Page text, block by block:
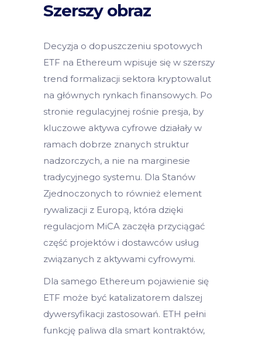
Szerszy obraz
Decyzja o dopuszczeniu spotowych
ETF na Ethereum wpisuje się w szerszy
trend formalizacji sektora kryptowalut
na głównych rynkach finansowych. Po
stronie regulacyjnej rośnie presja, by
kluczowe aktywa cyfrowe działały w
ramach dobrze znanych struktur
nadzorczych, a nie na marginesie
tradycyjnego systemu. Dla Stanów
Zjednoczonych to również element
rywalizacji z Europą, która dzięki
regulacjom MiCA zaczęła przyciągać
część projektów i dostawców usług
związanych z aktywami cyfrowymi.
Dla samego Ethereum pojawienie się
ETF może być katalizatorem dalszej
dywersyfikacji zastosowań. ETH pełni
funkcję paliwa dla smart kontraktów,